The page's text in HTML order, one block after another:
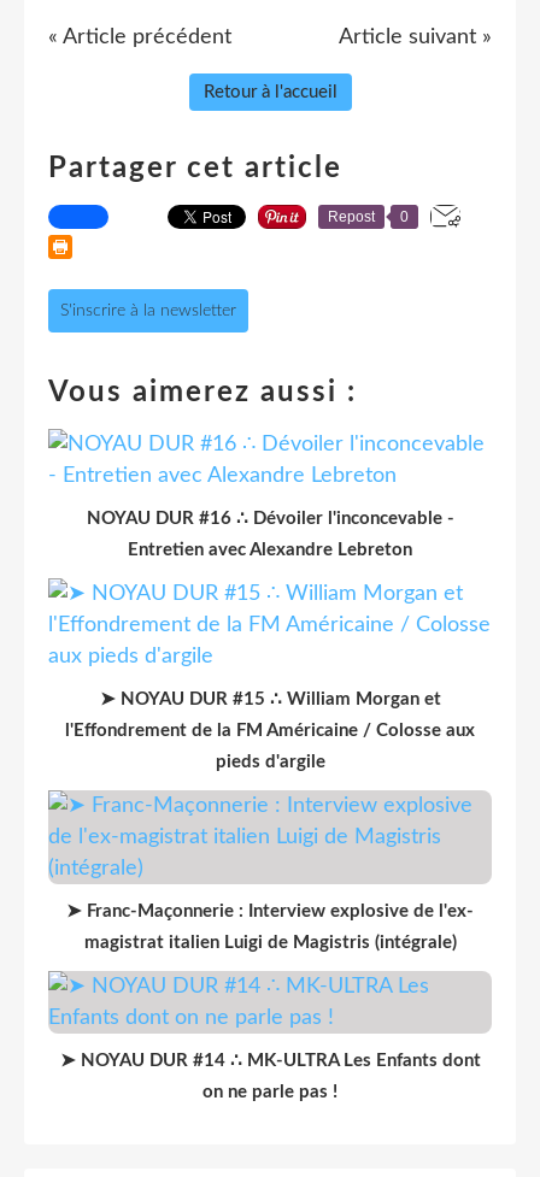
« Article précédent Article suivant »
Retour à l'accueil
Partager cet article
Repost 0
S'inscrire à la newsletter
Vous aimerez aussi :
NOYAU DUR #16 ∴ Dévoiler l'inconcevable -
Entretien avec Alexandre Lebreton
➤ NOYAU DUR #15 ∴ William Morgan et
l'Effondrement de la FM Américaine / Colosse aux
pieds d'argile
➤ Franc-Maçonnerie : Interview explosive de l'ex-
magistrat italien Luigi de Magistris (intégrale)
➤ NOYAU DUR #14 ∴ MK-ULTRA Les Enfants dont
on ne parle pas !